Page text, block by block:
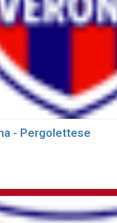
- Pergolettese